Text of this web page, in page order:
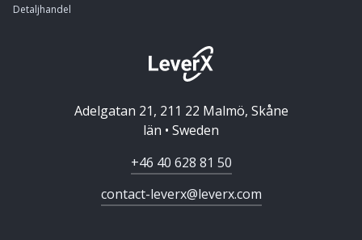
Detaljhandel
Adelgatan 21, 211 22 Malmö, Skåne
län • Sweden
+46 40 628 81 50
contact-leverx@leverx.com